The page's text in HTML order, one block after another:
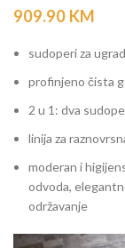
909.90 KM
sudoperi za
profinjeno čista
2 u 1: dva
linija za
moderan i
odvoda,
održavanje